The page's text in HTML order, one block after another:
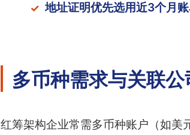
地址证明优先选用近3个月
多币种需求与关联
红筹架构企业常需多币种账户（如美